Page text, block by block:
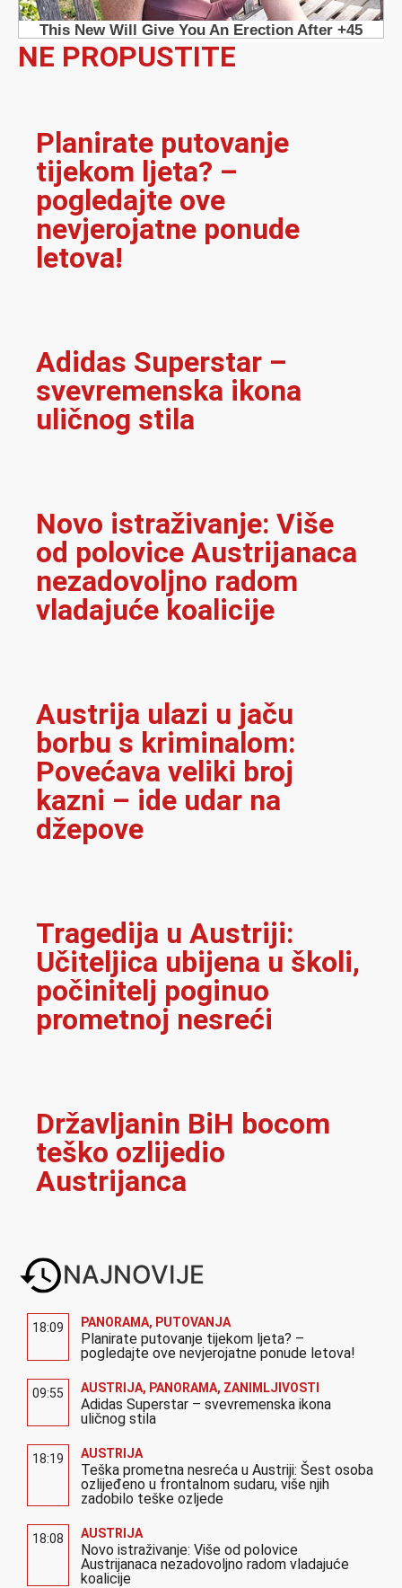
NE PROPUSTITE
Planirate putovanje
tijekom ljeta? –
pogledajte ove
nevjerojatne ponude
letova!
Adidas Superstar –
svevremenska ikona
uličnog stila
Novo istraživanje: Više
od polovice Austrijanaca
nezadovoljno radom
vladajuće koalicije
Austrija ulazi u jaču
borbu s kriminalom:
Povećava veliki broj
kazni – ide udar na
džepove
Tragedija u Austriji:
Učiteljica ubijena u školi,
počinitelj poginuo
prometnoj nesreći
Državljanin BiH bocom
teško ozlijedio
Austrijanca
NAJNOVIJE
18:09 PANORAMA, PUTOVANJA
Planirate putovanje tijekom ljeta? –
pogledajte ove nevjerojatne ponude letova!
09:55 AUSTRIJA, PANORAMA, ZANIMLJIVOSTI
Adidas Superstar – svevremenska ikona
uličnog stila
18:19 AUSTRIJA
Teška prometna nesreća u Austriji: Šest osoba
ozlijeđeno u frontalnom sudaru, više njih
zadobilo teške ozljede
18:08 AUSTRIJA
Novo istraživanje: Više od polovice
Austrijanaca nezadovoljno radom vladajuće
koalicije